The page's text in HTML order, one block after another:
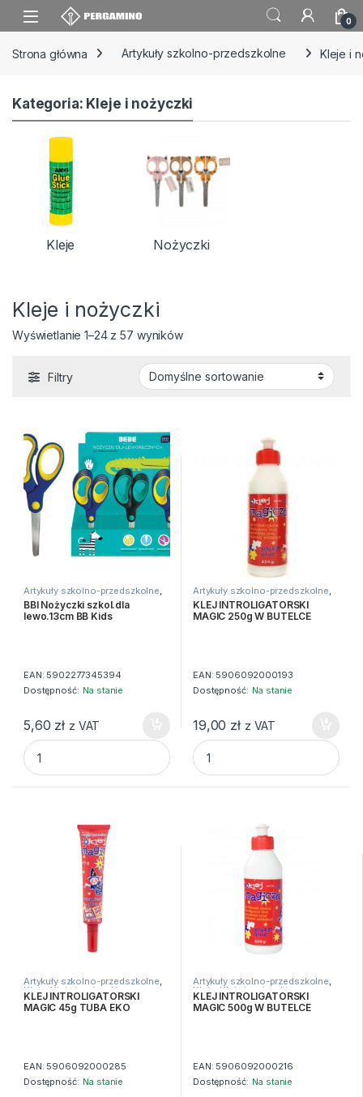
Skip to navigation
Skip to content
0
Strona główna Artykuły szkolno-przedszkolne Kleje i
Kategoria: Kleje i nożyczki
Kleje Nożyczki
Kleje i nożyczki
Wyświetlanie 1–24 z 57 wyników
Filtry
Artykuły szkolno-przedszkolne
Kleje i nożyczki Nożyczki
BBI Nożyczki szkol.dla
lewo.13cm BB Kids
EAN: 5902277345394
Dostępność: Na stanie
5,60 zł z VAT
BBI Nożyczki szkol.dla lewo.13cm BB Kids quantity
Artykuły szkolno-przedszkolne
Kleje ,Kleje i nożyczki
KLEJ INTROLIGATORSKI
MAGIC 250g W BUTELCE
EAN: 5906092000193
Dostępność: Na stanie
19,00 zł z VAT
KLEJ INTROLIGATORSKI
Artykuły szkolno-przedszkolne,
Kleje ,Kleje i nożyczki
KLEJ INTROLIGATORSKI
MAGIC 45g TUBA EKO
EAN: 5906092000285
Dostępność: Na stanie
Artykuły szkolno-przedszkolne,
Kleje ,Kleje i nożyczki
KLEJ INTROLIGATORSKI
MAGIC 500g W BUTELCE
EAN: 5906092000216
Dostępność: Na stanie